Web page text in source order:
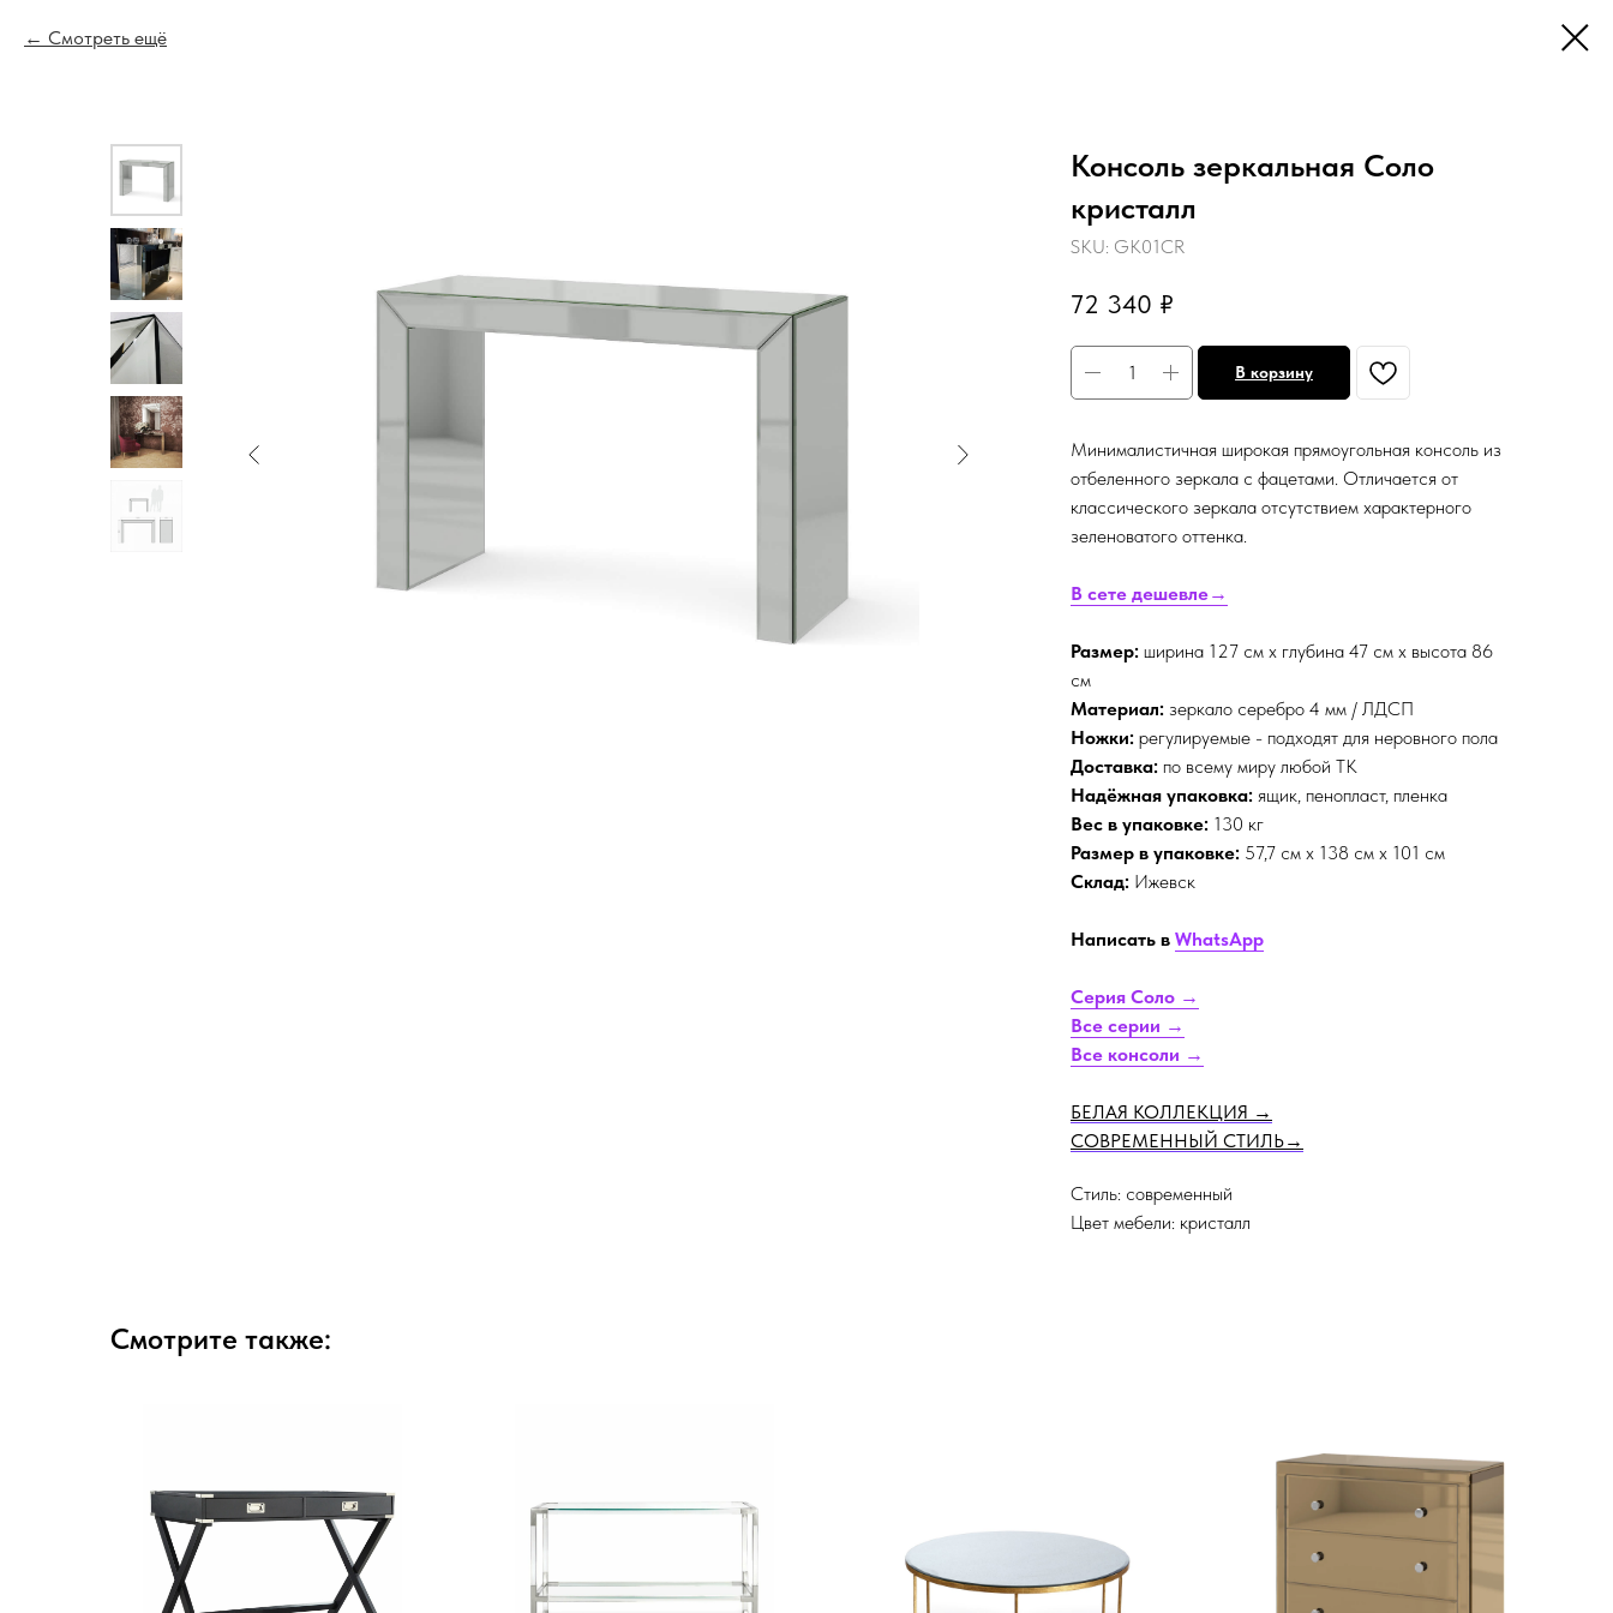
Смотреть ещё
Консоль зеркальная Соло
кристалл
SKU: GK01CR
72 340 ₽
В корзину
Минималистичная широкая прямоугольная консоль из
отбеленного зеркала с фацетами. Отличается от
классического зеркала отсутствием характерного
зеленоватого оттенка.
В сете дешевле→
Размер: ширина 127 см х глубина 47 см х высота 86
см
Материал: зеркало серебро 4 мм / ЛДСП
Ножки: регулируемые - подходят для неровного пола
Доставка: по всему миру любой ТК
Надёжная упаковка: ящик, пенопласт, пленка
Вес в упаковке: 130 кг
Размер в упаковке: 57,7 см x 138 см x 101 см
Склад: Ижевск
Написать в WhatsApp
Серия Соло →
Все серии →
Все консоли →
БЕЛАЯ КОЛЛЕКЦИЯ →
СОВРЕМЕННЫЙ СТИЛЬ→
Стиль: современный
Цвет мебели: кристалл
Смотрите также: